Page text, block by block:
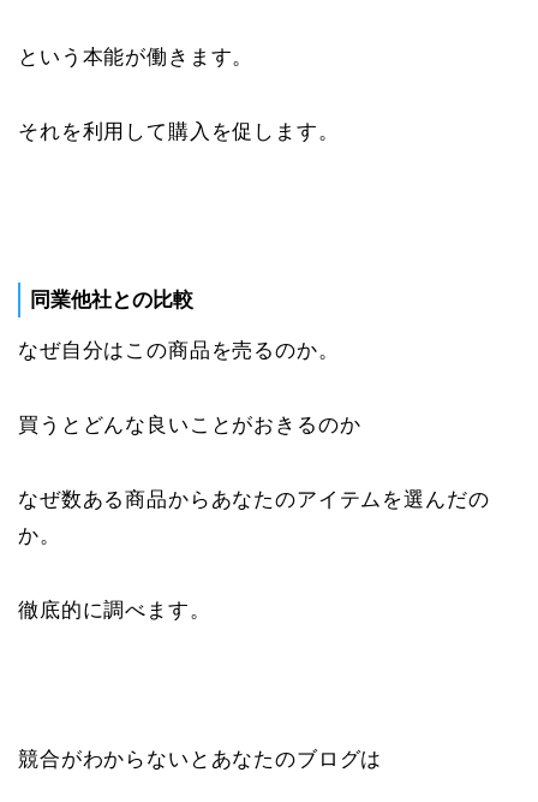
という本能が働きます。
それを利用して購入を促します。
同業他社との比較
なぜ自分はこの商品を売るのか。
買うとどんな良いことがおきるのか
なぜ数ある商品からあなたのアイテムを選んだの
か。
徹底的に調べます。
競合がわからないとあなたのブログは